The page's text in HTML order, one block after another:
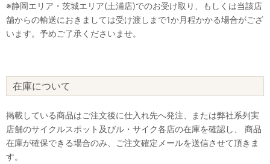
※静岡エリア・茨城エリア(土浦店)でのお受け取り、もしくは当該店
舗からの輸送におきましては受け渡しまで1か月程かかる場合がござ
います。予めご了承くださいませ。
在庫について
掲載している商品はご注文後に仕入れ先へ発注、または弊社系列実
店舗のサイクルスポット及びル・サイク各店の在庫を確認し、 商品
在庫が確保できる場合のみ、ご注文確定メールを送信させて頂きま
す。